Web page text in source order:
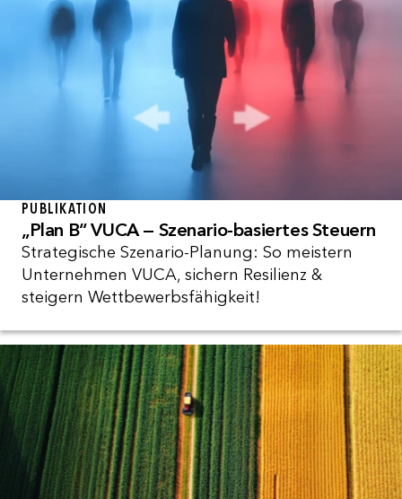
PUBLIKATION
„Plan B“ VUCA — Szenario-basiertes Steuern
Strategische Szenario-Planung: So meistern
Unternehmen VUCA, sichern Resilienz &
steigern Wettbewerbsfähigkeit!